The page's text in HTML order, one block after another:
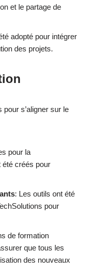
et le partage de
adopté pour intégrer
des projets.
s’aligner sur le
pour la
été créés pour
: Les outils ont été
pour
de formation
que tous les
des nouveaux